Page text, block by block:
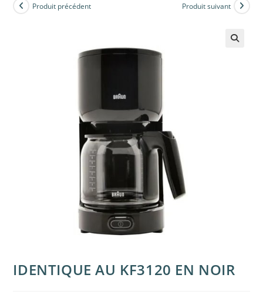
Produit précédent Produit suivant
IDENTIQUE AU KF3120 EN NOIR